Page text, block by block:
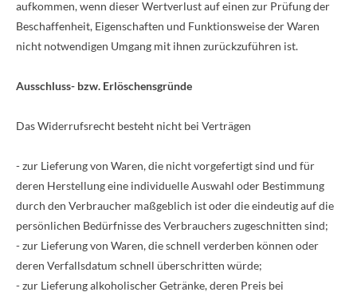
aufkommen, wenn dieser Wertverlust auf einen zur Prüfung der
Beschaffenheit, Eigenschaften und Funktionsweise der Waren
nicht notwendigen Umgang mit ihnen zurückzuführen ist.
Ausschluss- bzw. Erlöschensgründe
Das Widerrufsrecht besteht nicht bei Verträgen
- zur Lieferung von Waren, die nicht vorgefertigt sind und für
deren Herstellung eine individuelle Auswahl oder Bestimmung
durch den Verbraucher maßgeblich ist oder die eindeutig auf die
persönlichen Bedürfnisse des Verbrauchers zugeschnitten sind;
- zur Lieferung von Waren, die schnell verderben können oder
deren Verfallsdatum schnell überschritten würde;
- zur Lieferung alkoholischer Getränke, deren Preis bei